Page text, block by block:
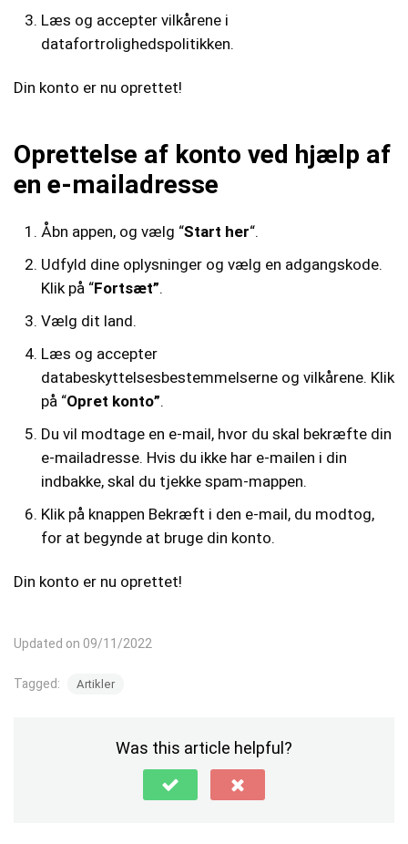
Læs og accepter vilkårene i
datafortrolighedspolitikken.
Din konto er nu oprettet!
Oprettelse af konto ved hjælp af
en e-mailadresse
Åbn appen, og vælg “Start her“.
Udfyld dine oplysninger og vælg en adgangskode.
Klik på “Fortsæt”.
Vælg dit land.
Læs og accepter
databeskyttelsesbestemmelserne og vilkårene. Klik
på “Opret konto”.
Du vil modtage en e-mail, hvor du skal bekræfte din
e-mailadresse. Hvis du ikke har e-mailen i din
indbakke, skal du tjekke spam-mappen.
Klik på knappen Bekræft i den e-mail, du modtog,
for at begynde at bruge din konto.
Din konto er nu oprettet!
Updated on 09/11/2022
Tagged: Artikler
Was this article helpful?